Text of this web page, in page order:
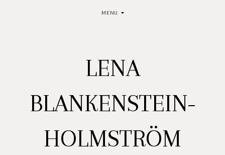
MENU
LENA
BLANKENSTEIN-
HOLMSTRÖM